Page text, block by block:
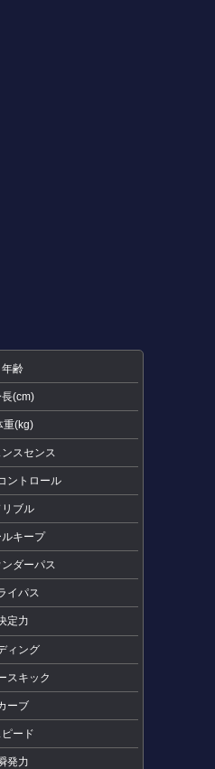
年齢
(cm)
重(kg)
スセンス
ントロール
リブル
キープ
ダーパス
イパス
定力
ィング
スキック
ーブ
ピード
発力